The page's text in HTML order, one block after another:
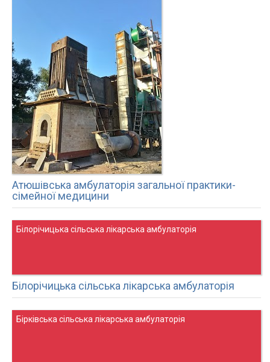
Атюшівська амбулаторія загальної практики-
сімейної медицини
Білорічицька сільська лікарська амбулаторія
Білорічицька сільська лікарська амбулаторія
Бірківська сільська лікарська амбулаторія